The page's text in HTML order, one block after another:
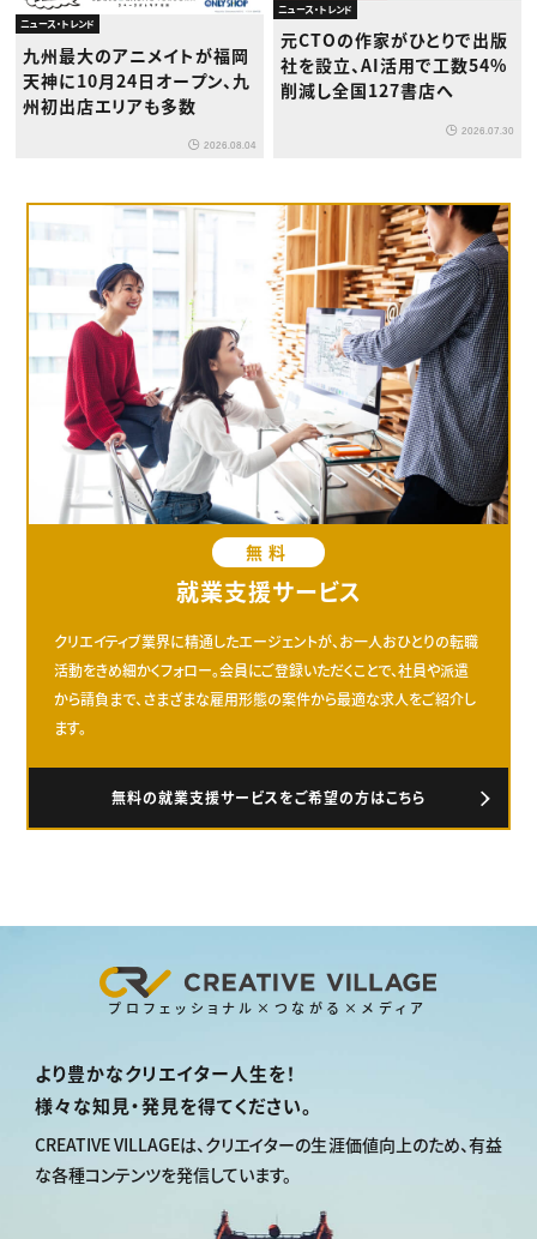
ニュース・トレンド
九州最大のアニメイトが福岡
天神に10月24日オープン、九
州初出店エリアも多数
2026.08.04
ニュース・トレンド
元CTOの作家がひとりで出版
社を設立、AI活用で工数54%
削減し全国127書店へ
2026.07.30
無料
就業支援サービス
クリエイティブ業界に精通したエージェントが、お一人おひとりの転職
活動をきめ細かくフォロー。会員にご登録いただくことで、社員や派遣
から請負まで、さまざまな雇用形態の案件から最適な求人をご紹介し
ます。
無料の就業支援サービスをご希望の方はこちら
プロフェッショナル×つながる×メディア
より豊かなクリエイター人生を！
様々な知見・発見を得てください。
CREATIVE VILLAGEは、クリエイターの生涯価値向上のため、有益
な各種コンテンツを発信しています。